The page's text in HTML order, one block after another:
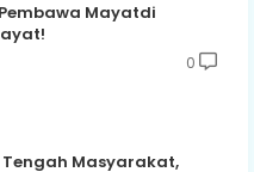
Mayatdi
0
Masyarakat,